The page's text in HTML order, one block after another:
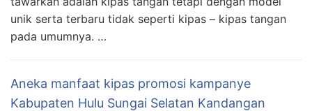
unik serta terbaru tidak seperti kipas – kipas tangan
pada umumnya. …
Aneka manfaat kipas promosi kampanye
Kabupaten Hulu Sungai Selatan Kandangan